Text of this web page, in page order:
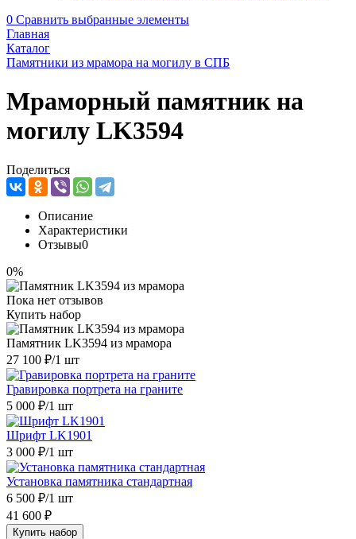
0 Сравнить выбранные элементы
Главная
Каталог
Памятники из мрамора на могилу в СПБ
Мраморный памятник на
могилу LK3594
Поделиться
Описание
Характеристики
Отзывы0
0%
Пока нет отзывов
Купить набор
Памятник LK3594 из мрамора
27 100 ₽/1 шт
Гравировка портрета на граните
5 000 ₽/1 шт
Шрифт LK1901
3 000 ₽/1 шт
Установка памятника стандартная
6 500 ₽/1 шт
41 600 ₽
Купить набор